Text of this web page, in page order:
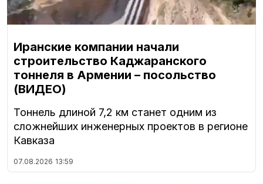
Иранские компании начали
строительство Каджаранского
тоннеля в Армении – посольство
(ВИДЕО)
Тоннель длиной 7,2 км станет одним из
сложнейших инженерных проектов в регионе
Кавказа
07.08.2026 13:59